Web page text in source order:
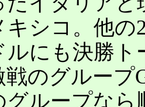
キシコ。他
ルにも決勝
戦のグループ
ループなら